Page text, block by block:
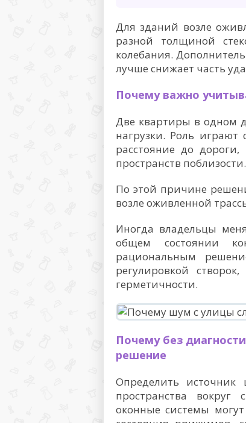
Для зданий возле
разной толщиной
колебания.
лучше снижает часть
Почему важно
Две квартиры в одном
нагрузки. Роль
расстояние до
пространств поблизости.
По этой причине
возле оживленной
Иногда владельцы
общем состоянии
рациональным
регулировкой
герметичности.
Почему без
решение
Определить
пространства
оконные системы